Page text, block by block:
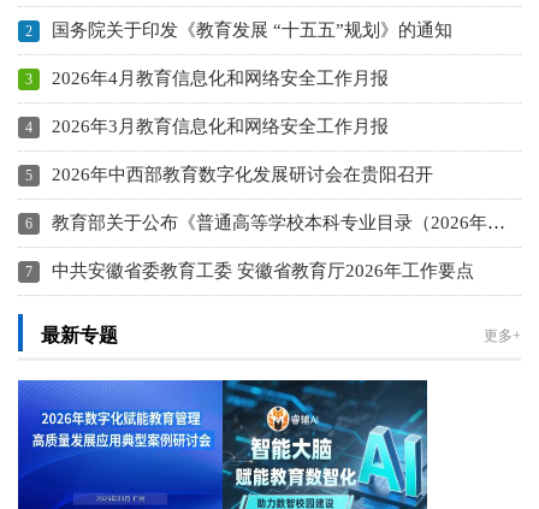
国务院关于印发《教育发展 “十五五”规划》的通知
2026年4月教育信息化和网络安全工作月报
2026年3月教育信息化和网络安全工作月报
2026年中西部教育数字化发展研讨会在贵阳召开
教育部关于公布《普通高等学校本科专业目录（2026年）》的通知
中共安徽省委教育工委 安徽省教育厅2026年工作要点
更多+
最新专题